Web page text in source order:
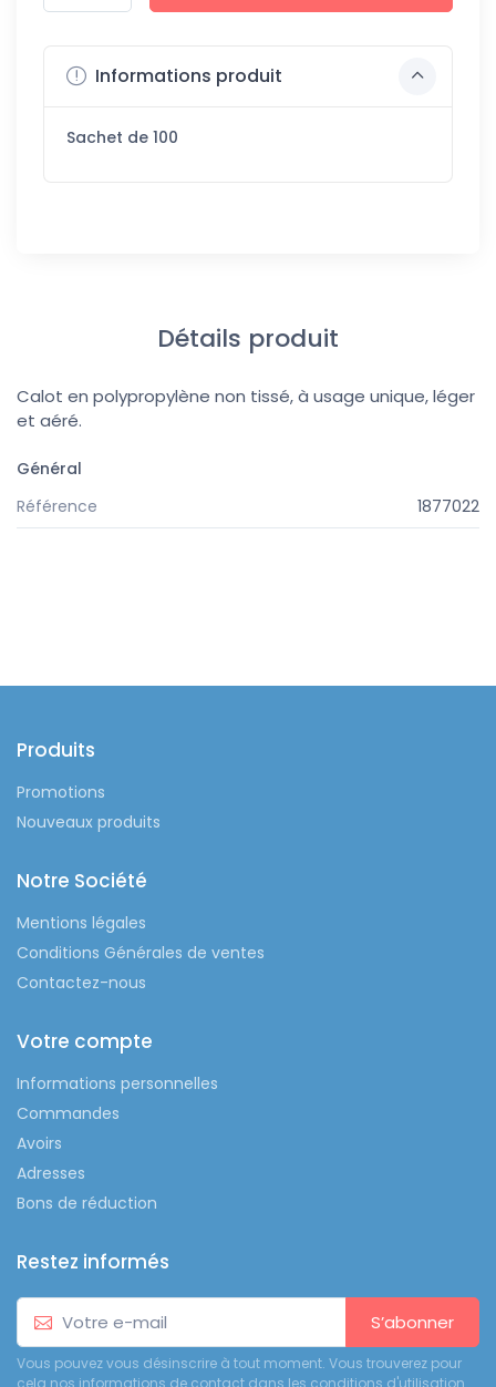
Informations produit
Sachet de 100
Détails produit
Calot en polypropylène non tissé, à usage unique, léger
et aéré.
Général
Référence
1877022
Produits
Promotions
Nouveaux produits
Notre Société
Mentions légales
Conditions Générales de ventes
Contactez-nous
Votre compte
Informations personnelles
Commandes
Avoirs
Adresses
Bons de réduction
Restez informés
S’abonner
Vous pouvez vous désinscrire à tout moment. Vous trouverez pour
cela nos informations de contact dans les conditions d'utilisation